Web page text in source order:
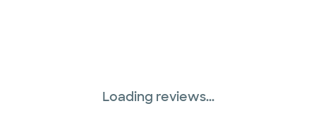
Loading reviews...